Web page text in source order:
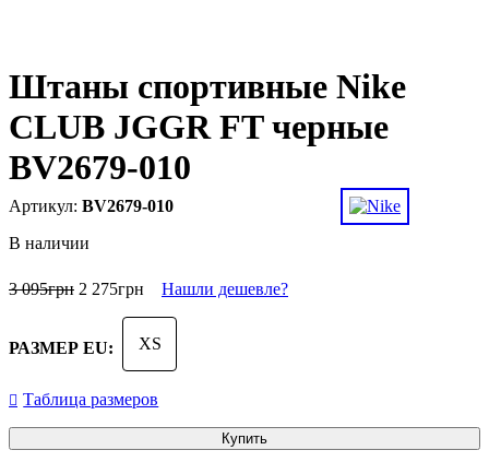
Штаны спортивные Nike
CLUB JGGR FT черные
BV2679-010
BV2679-010
В наличии
3 095грн 2 275грн Нашли дешевле?
РАЗМЕР EU: XS
Таблица размеров
Купить